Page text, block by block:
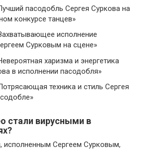
пасодобль Сергея Суркова на
конкурсе танцев»
исполнение
Сурковым на сцене»
харизма и энергетика
в исполнении пасодобля»
техника и стиль Сергея
стали вирусными в
исполненным Сергеем Сурковым,